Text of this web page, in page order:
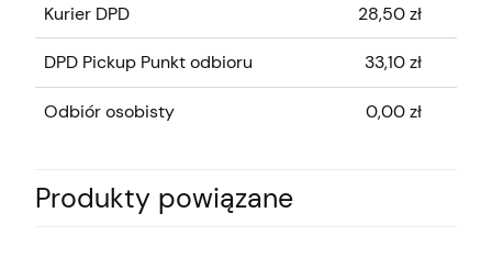
Kurier DPD 28,50 zł
DPD Pickup Punkt odbioru 33,10 zł
Odbiór osobisty 0,00 zł
Produkty powiązane